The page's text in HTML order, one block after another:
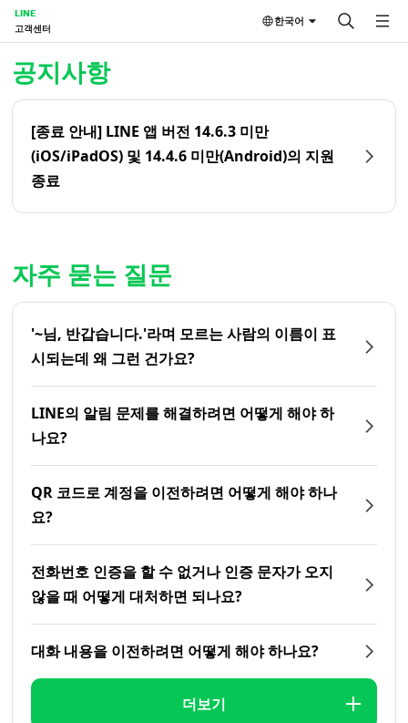
LINE
고객센터
한국어
공지사항
[종료 안내] LINE 앱 버전 14.6.3 미만
(iOS/iPadOS) 및 14.4.6 미만(Android)의 지원
종료
자주 묻는 질문
'~님, 반갑습니다.'라며 모르는 사람의 이름이 표
시되는데 왜 그런 건가요?
LINE의 알림 문제를 해결하려면 어떻게 해야 하
나요?
QR 코드로 계정을 이전하려면 어떻게 해야 하나
요?
전화번호 인증을 할 수 없거나 인증 문자가 오지
않을 때 어떻게 대처하면 되나요?
대화 내용을 이전하려면 어떻게 해야 하나요?
더보기